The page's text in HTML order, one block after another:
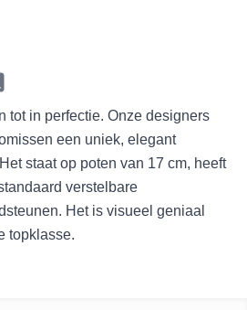
tot in perfectie. Onze designers
een uniek, elegant
staat op poten van 17 cm, heeft
verstelbare
Het is visueel geniaal
topklasse.